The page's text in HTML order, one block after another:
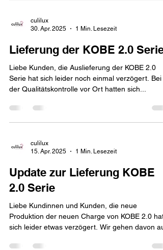
30. Apr. 2025
1 Min. Lesezeit
Lieferung der KOBE 2.0 Serie
Liebe Kunden, die Auslieferung der KOBE 2.0
der Qualitätskontrolle vor Ort hatten sich...
15. Apr. 2025
1 Min. Lesezeit
Update zur Lieferung KOBE
2.0 Serie
Liebe Kundinnen und Kunden, die neue
sich leider etwas verzögert. Wir gehen davon